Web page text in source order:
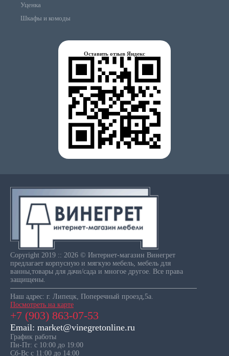
Уценка
Шкафы и комоды
Оставить отзыв Яндекс
Copyright 2019 :: 2026 © Интернет-магазин Винегрет
предлагает корпусную и мягкую мебель, мебель для
ванны,товары для дачи/сада и многое другое. Все права
защищены.
Наш адрес: г. Липецк, Поперечный проезд,5а.
Посмотреть на карте
+7 (903) 863-07-53
Email: market@vinegretonline.ru
График работы
Пн-Пт: с 10:00 до 19:00
Сб-Вс с 11:00 до 14:00